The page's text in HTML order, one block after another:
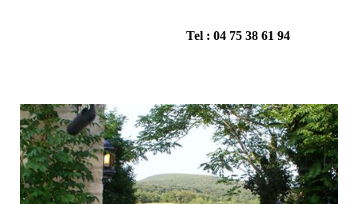
Tel : 04 75 38 61 94